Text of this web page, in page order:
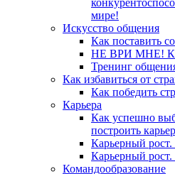
мире!
Искусство общения
Как поставить
НЕ ВРИ МНЕ!
Тренинг
Как избавиться от
Как победить
Карьера
Как успешно
построить
Карьерный
Карьерный рост.
Командообразование